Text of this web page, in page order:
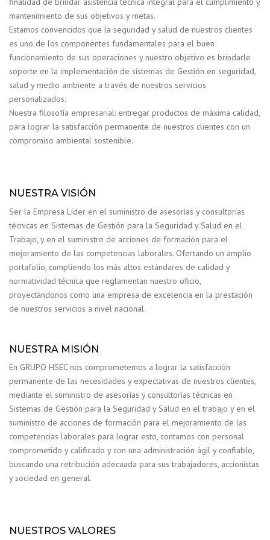
mantenimiento de sus objetivos y metas.
Estamos convencidos que la seguridad y salud de nuestros clientes
es uno de los componentes fundamentales para el buen
funcionamiento de sus operaciones y nuestro objetivo es brindarle
soporte en la implementación de sistemas de Gestión en seguridad,
salud y medio ambiente a través de nuestros servicios
personalizados.
Nuestra filosofía empresarial: entregar productos de máxima calidad,
para lograr la satisfacción permanente de nuestros clientes con un
compromiso ambiental sostenible.
NUESTRA VISIÓN
Ser la Empresa Líder en el suministro de asesorías y consultorías
técnicas en Sistemas de Gestión para la Seguridad y Salud en el
Trabajo, y en el suministro de acciones de formación para el
mejoramiento de las competencias laborales. Ofertando un amplio
portafolio, cumpliendo los más altos estándares de calidad y
normatividad técnica que reglamentan nuestro oficio,
proyectándonos como una empresa de excelencia en la prestación
de nuestros servicios a nivel nacional.
NUESTRA MISIÓN
En GRUPO HSEC nos comprometemos a lograr la satisfacción
permanente de las necesidades y expectativas de nuestros clientes,
mediante el suministro de asesorías y consultorías técnicas en
Sistemas de Gestión para la Seguridad y Salud en el trabajo y en el
suministro de acciones de formación para el mejoramiento de las
competencias laborales para lograr esto, contamos con personal
comprometido y calificado y con una administración ágil y confiable,
buscando una retribución adecuada para sus trabajadores, accionistas
y sociedad en general.
NUESTROS VALORES